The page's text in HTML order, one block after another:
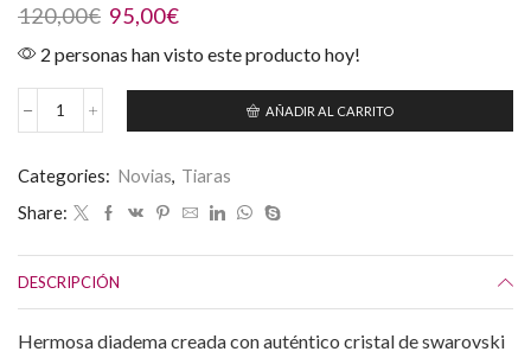
120,00€ El
original
era:
95,00€El
actual
es:
95,00€.
2 personas han visto este producto hoy!
Diadema
de
Swarovski
Topacio
Diadema
Novia
cantidad
AÑADIR AL CARRITO
Categories: Novias, Tiaras
Share:
DESCRIPCIÓN
Hermosa diadema creada con auténtico cristal de swarovski